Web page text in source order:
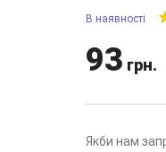
В наявності
93 грн.
Якби нам